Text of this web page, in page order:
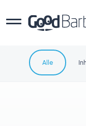
Alle